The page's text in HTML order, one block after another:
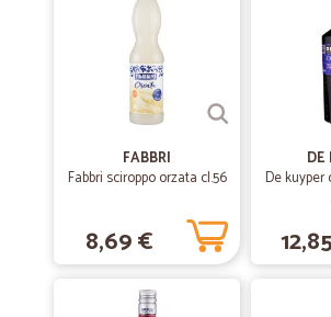
FABBRI
Fabbri sciroppo orzata cl.56
8,69 €
DE
De